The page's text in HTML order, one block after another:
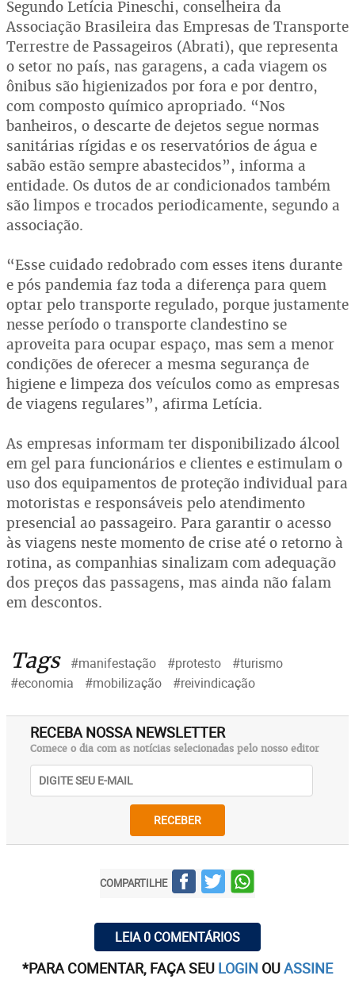
Segundo Letícia Pineschi, conselheira da
Associação Brasileira das Empresas de Transporte
Terrestre de Passageiros (Abrati), que representa
o setor no país, nas garagens, a cada viagem os
ônibus são higienizados por fora e por dentro,
com composto químico apropriado. “Nos
banheiros, o descarte de dejetos segue normas
sanitárias rígidas e os reservatórios de água e
sabão estão sempre abastecidos”, informa a
entidade. Os dutos de ar condicionados também
são limpos e trocados periodicamente, segundo a
associação.
“Esse cuidado redobrado com esses itens durante
e pós pandemia faz toda a diferença para quem
optar pelo transporte regulado, porque justamente
nesse período o transporte clandestino se
aproveita para ocupar espaço, mas sem a menor
condições de oferecer a mesma segurança de
higiene e limpeza dos veículos como as empresas
de viagens regulares”, afirma Letícia.
As empresas informam ter disponibilizado álcool
em gel para funcionários e clientes e estimulam o
uso dos equipamentos de proteção individual para
motoristas e responsáveis pelo atendimento
presencial ao passageiro. Para garantir o acesso
às viagens neste momento de crise até o retorno à
rotina, as companhias sinalizam com adequação
dos preços das passagens, mas ainda não falam
em descontos.
Tags #manifestação #protesto
#turismo
#economia
#mobilização #reivindicação
RECEBA NOSSA NEWSLETTER
Comece o dia com as notícias selecionadas pelo nosso editor
RECEBER
COMPARTILHE
LEIA 0 COMENTÁRIOS
*PARA COMENTAR, FAÇA SEU LOGIN OUASSINE